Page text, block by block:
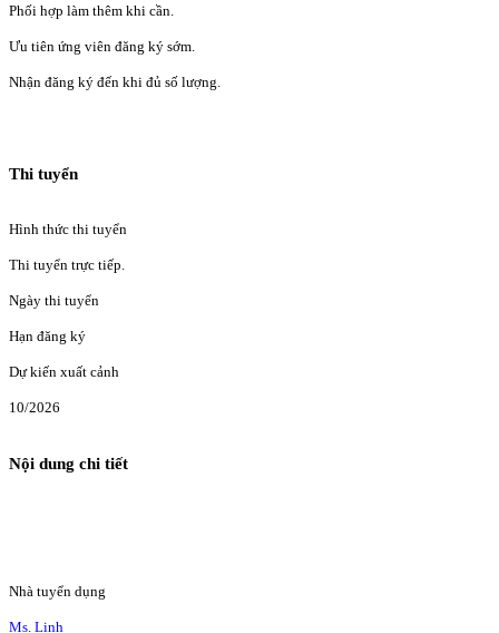
Phối hợp làm thêm khi cần.
Ưu tiên ứng viên đăng ký sớm.
Nhận đăng ký đến khi đủ số lượng.
Thi tuyển
Hình thức thi tuyển
Thi tuyển trực tiếp.
Ngày thi tuyển
Hạn đăng ký
Dự kiến xuất cảnh
10/2026
Nội dung chi tiết
Nhà tuyển dụng
Ms. Linh